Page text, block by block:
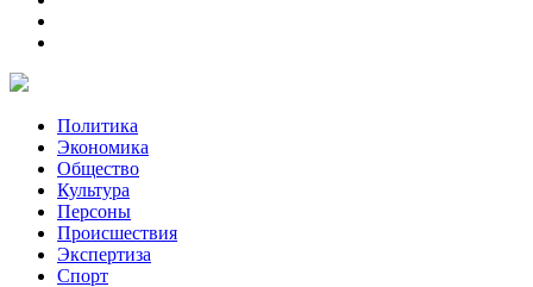
Политика
Экономика
Общество
Культура
Персоны
Происшествия
Экспертиза
Спорт